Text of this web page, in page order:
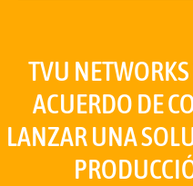
TVU
ACUERDO DE
LANZAR UNA